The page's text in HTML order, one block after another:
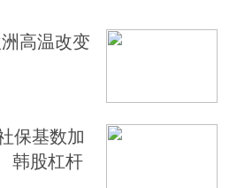
高温改变
保基数加
韩股杠杆